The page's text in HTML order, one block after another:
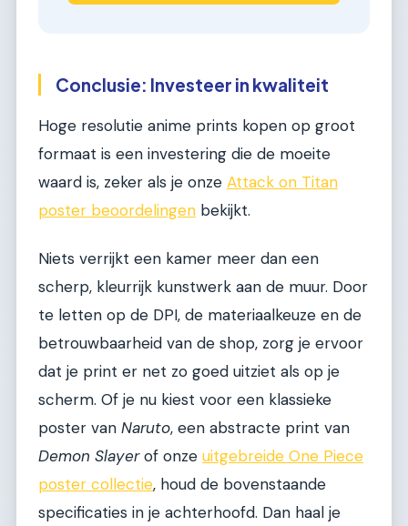
Conclusie: Investeer in kwaliteit
Hoge resolutie anime prints kopen op groot
formaat is een investering die de moeite
waard is, zeker als je onze Attack on Titan
poster beoordelingen bekijkt.
Niets verrijkt een kamer meer dan een
scherp, kleurrijk kunstwerk aan de muur. Door
te letten op de DPI, de materiaalkeuze en de
betrouwbaarheid van de shop, zorg je ervoor
dat je print er net zo goed uitziet als op je
scherm. Of je nu kiest voor een klassieke
poster van Naruto, een abstracte print van
Demon Slayerof onze uitgebreide One Piece
poster collectie, houd de bovenstaande
specificaties in je achterhoofd. Dan haal je